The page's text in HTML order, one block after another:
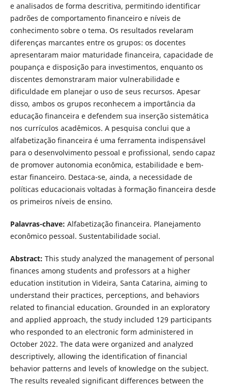
e analisados de forma descritiva, permitindo identificar
padrões de comportamento financeiro e níveis de
conhecimento sobre o tema. Os resultados revelaram
diferenças marcantes entre os grupos: os docentes
apresentaram maior maturidade financeira, capacidade de
poupança e disposição para investimentos, enquanto os
discentes demonstraram maior vulnerabilidade e
dificuldade em planejar o uso de seus recursos. Apesar
disso, ambos os grupos reconhecem a importância da
educação financeira e defendem sua inserção sistemática
nos currículos acadêmicos. A pesquisa conclui que a
alfabetização financeira é uma ferramenta indispensável
para o desenvolvimento pessoal e profissional, sendo capaz
de promover autonomia econômica, estabilidade e bem-
estar financeiro. Destaca-se, ainda, a necessidade de
políticas educacionais voltadas à formação financeira desde
os primeiros níveis de ensino.
Palavras-chave: Alfabetização financeira. Planejamento
econômico pessoal. Sustentabilidade social.
Abstract: This study analyzed the management of personal
finances among students and professors at a higher
education institution in Videira, Santa Catarina, aiming to
understand their practices, perceptions, and behaviors
related to financial education. Grounded in an exploratory
and applied approach, the study included 129 participants
who responded to an electronic form administered in
October 2022. The data were organized and analyzed
descriptively, allowing the identification of financial
behavior patterns and levels of knowledge on the subject.
The results revealed significant differences between the